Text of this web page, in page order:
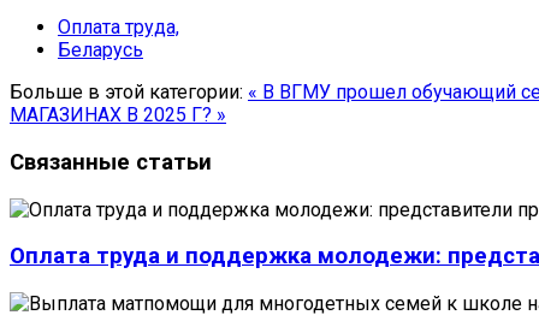
Оплата труда,
Беларусь
Больше в этой категории: « В ВГМУ прошел обучающий
МАГАЗИНАХ В 2025 Г? »
Связанные статьи
Оплата труда и поддержка молодежи: